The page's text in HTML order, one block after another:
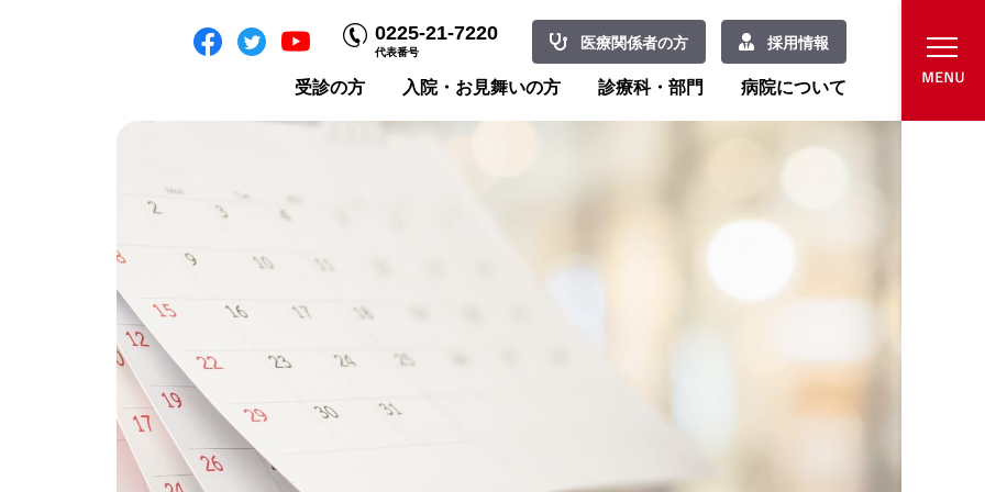
0225-21-7220
代表番号
医療関係者の方 採用情報
受診の方 入院・お見舞いの方 診療科・部門 病院について